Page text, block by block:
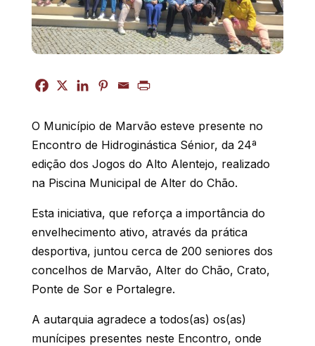
O Município de Marvão esteve presente no
Encontro de Hidroginástica Sénior, da 24ª
edição dos Jogos do Alto Alentejo, realizado
na Piscina Municipal de Alter do Chão.
Esta iniciativa, que reforça a importância do
envelhecimento ativo, através da prática
desportiva, juntou cerca de 200 seniores dos
concelhos de Marvão, Alter do Chão, Crato,
Ponte de Sor e Portalegre.
A autarquia agradece a todos(as) os(as)
munícipes presentes neste Encontro, onde